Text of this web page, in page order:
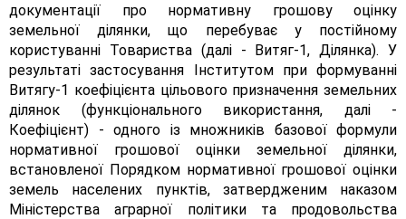
документації про нормативну грошову оцінку
земельної ділянки, що перебуває у постійному
користуванні Товариства (далі - Витяг-1, Ділянка). У
результаті застосування Інститутом при формуванні
Витягу-1 коефіцієнта цільового призначення земельних
ділянок (функціонального використання, далі -
Коефіцієнт) - одного із множників базової формули
нормативної грошової оцінки земельної ділянки,
встановленої Порядком нормативної грошової оцінки
земель населених пунктів, затвердженим наказом
Міністерства аграрної політики та продовольства